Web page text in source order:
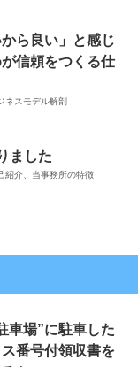
ら良い」と感じ
信頼をつくる仕
ネスモデル解剖
ました
紹介、当事務所の特徴
車場”に駐車した
番号付領収書を